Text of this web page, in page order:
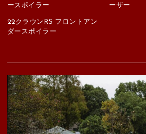
ースポイラー
ーザー
22クラウンRS フロントアン
ダースポイラー